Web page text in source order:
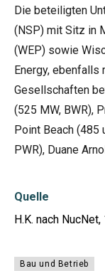
Die beteiligten
(NSP) mit Sitz in
(WEP) sowie
Energy, ebenfalls
Gesellschaften
(525 MW, BWR),
Point Beach (485
PWR), Duane
Quelle
H.K. nach
Bau und Betrieb